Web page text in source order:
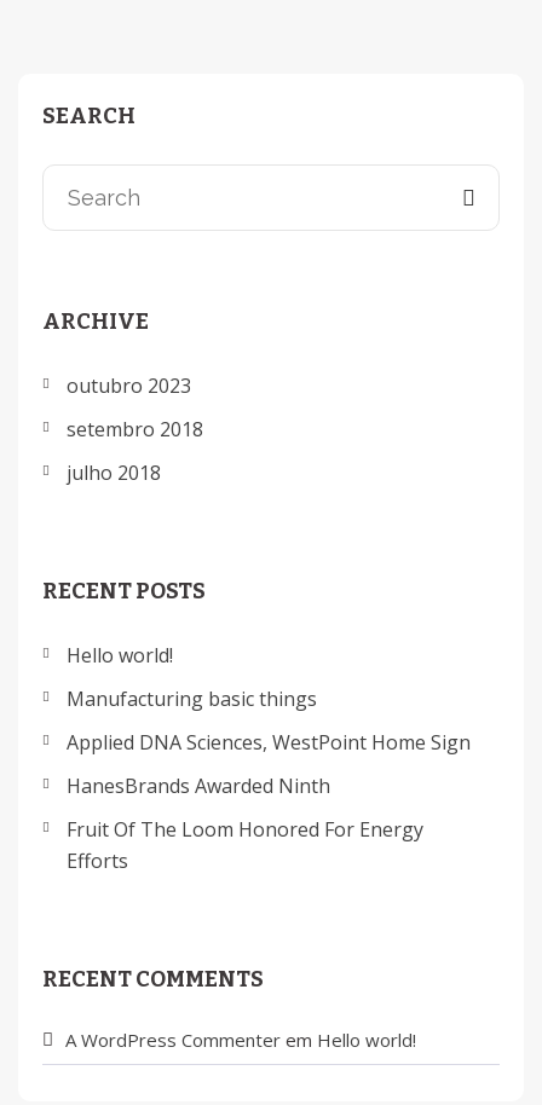
SEARCH
ARCHIVE
outubro 2023
setembro 2018
julho 2018
RECENT POSTS
Hello world!
Manufacturing basic things
Applied DNA Sciences, WestPoint Home Sign
HanesBrands Awarded Ninth
Fruit Of The Loom Honored For Energy
Efforts
RECENT COMMENTS
A WordPress Commenter em Hello world!